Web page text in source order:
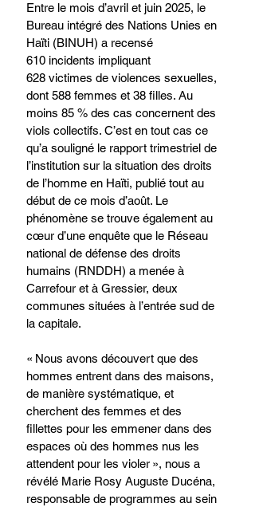
Entre le mois d’avril et juin 2025, le
Bureau intégré des Nations Unies en
Haïti (BINUH) a recensé
610 incidents impliquant
628 victimes de violences sexuelles,
dont 588 femmes et 38 filles. Au
moins 85 % des cas concernent des
viols collectifs. C’est en tout cas ce
qu’a souligné le rapport trimestriel de
l’institution sur la situation des droits
de l’homme en Haïti, publié tout au
début de ce mois d’août. Le
phénomène se trouve également au
cœur d’une enquête que le Réseau
national de défense des droits
humains (RNDDH) a menée à
Carrefour et à Gressier, deux
communes situées à l’entrée sud de
la capitale.
« Nous avons découvert que des
hommes entrent dans des maisons,
de manière systématique, et
cherchent des femmes et des
fillettes pour les emmener dans des
espaces où des hommes nus les
attendent pour les violer », nous a
révélé Marie Rosy Auguste Ducéna,
responsable de programmes au sein